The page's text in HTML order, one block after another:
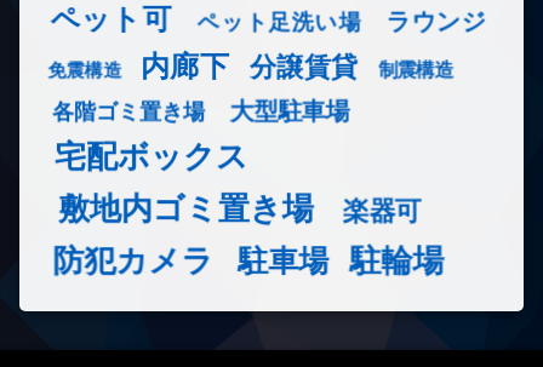
ペット可 ペット足洗い場 ラウンジ
免震構造 内廊下 分譲賃貸 制震構造
各階ゴミ置き場 大型駐車場
宅配ボックス
敷地内ゴミ置き場
楽器可
防犯カメラ 駐車場 駐輪場